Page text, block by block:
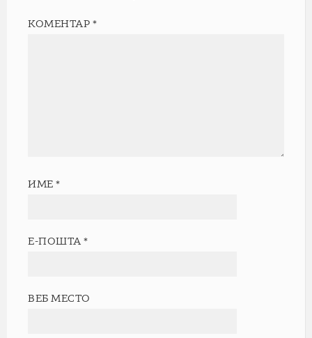
КОМЕНТАР*
ИМЕ*
Е-ПОШТА*
ВЕБ МЕСТО